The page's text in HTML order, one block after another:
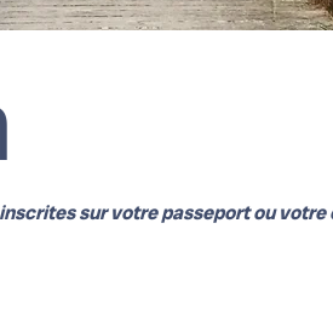
sur votre passeport ou